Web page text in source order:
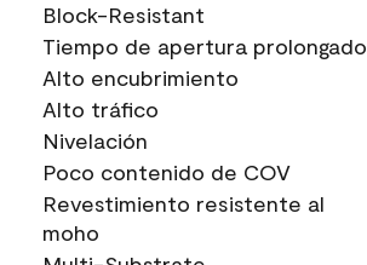
Block-Resistant
Tiempo de apertura prolongado
Alto encubrimiento
Alto tráfico
Nivelación
Poco contenido de COV
Revestimiento resistente al
moho